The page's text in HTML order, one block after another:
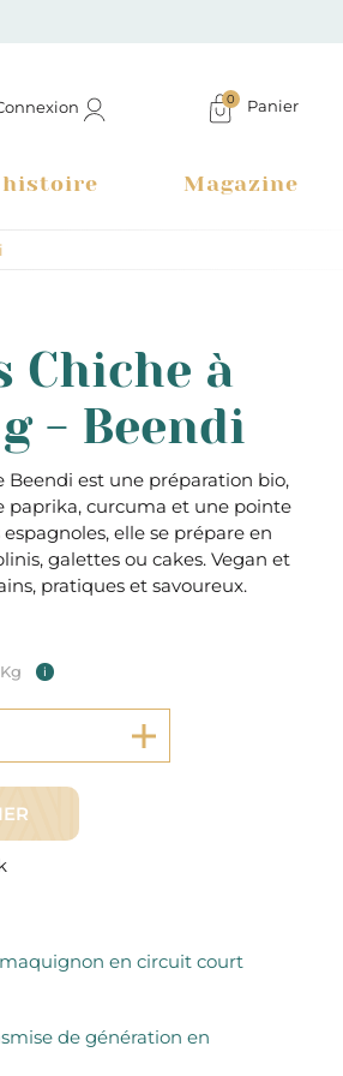
0 Panier
les fermes locales depuis 1976
savoir-faire de maquignon
depuis plus de 45 ans
de Fromages livrés en 24h
& Epicerie fine en ligne
de 3000 références disponibles
histoire Magazine
Chiche à
- Beendi
Beendi est une préparation bio,
paprika, curcuma et une pointe
elle se prépare en
galettes ou cakes. Vegan et
pratiques et savoureux.
i
en circuit court
de génération en